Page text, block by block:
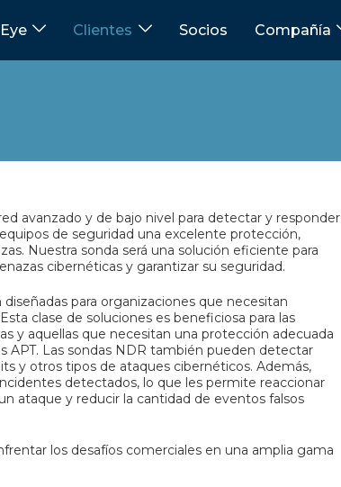
Clientes Socios Compañía
avanzado y de bajo nivel para detectar y responder
de seguridad una excelente protección,
Nuestra sonda será una solución eficiente para
cibernéticas y garantizar su seguridad.
para organizaciones que necesitan
clase de soluciones es beneficiosa para las
y aquellas que necesitan una protección adecuada
APT. Las sondas NDR también pueden detectar
y otros tipos de ataques cibernéticos. Además,
detectados, lo que les permite reaccionar
ataque y reducir la cantidad de eventos falsos
los desafíos comerciales en una amplia gama